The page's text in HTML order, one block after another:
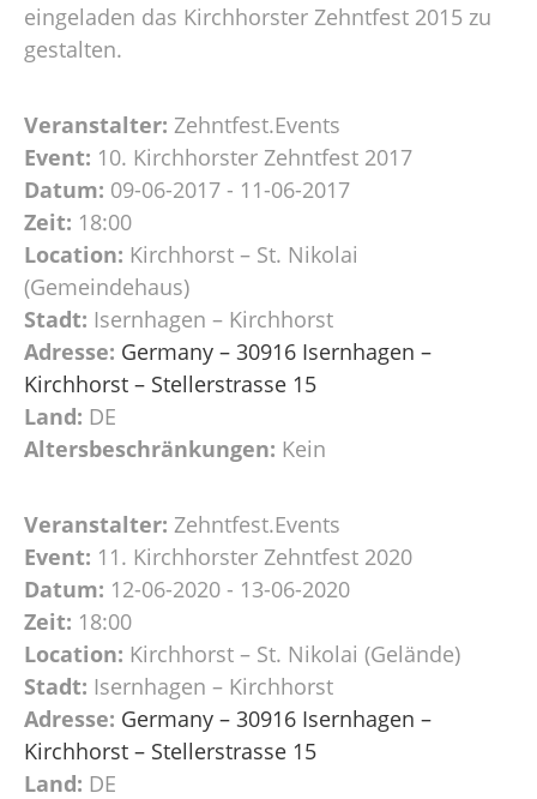
eingeladen das Kirchhorster Zehntfest 2015 zu
gestalten.
Veranstalter: Zehntfest.Events
Event: 10. Kirchhorster Zehntfest 2017
Datum: 09-06-2017 - 11-06-2017
Zeit: 18:00
Location: Kirchhorst – St. Nikolai
(Gemeindehaus)
Stadt: Isernhagen – Kirchhorst
Adresse: Germany – 30916 Isernhagen –
Kirchhorst – Stellerstrasse 15
Land: DE
Altersbeschränkungen: Kein
Veranstalter: Zehntfest.Events
Event: 11. Kirchhorster Zehntfest 2020
Datum: 12-06-2020 - 13-06-2020
Zeit: 18:00
Location: Kirchhorst – St. Nikolai (Gelände)
Stadt: Isernhagen – Kirchhorst
Adresse: Germany – 30916 Isernhagen –
Kirchhorst – Stellerstrasse 15
Land: DE